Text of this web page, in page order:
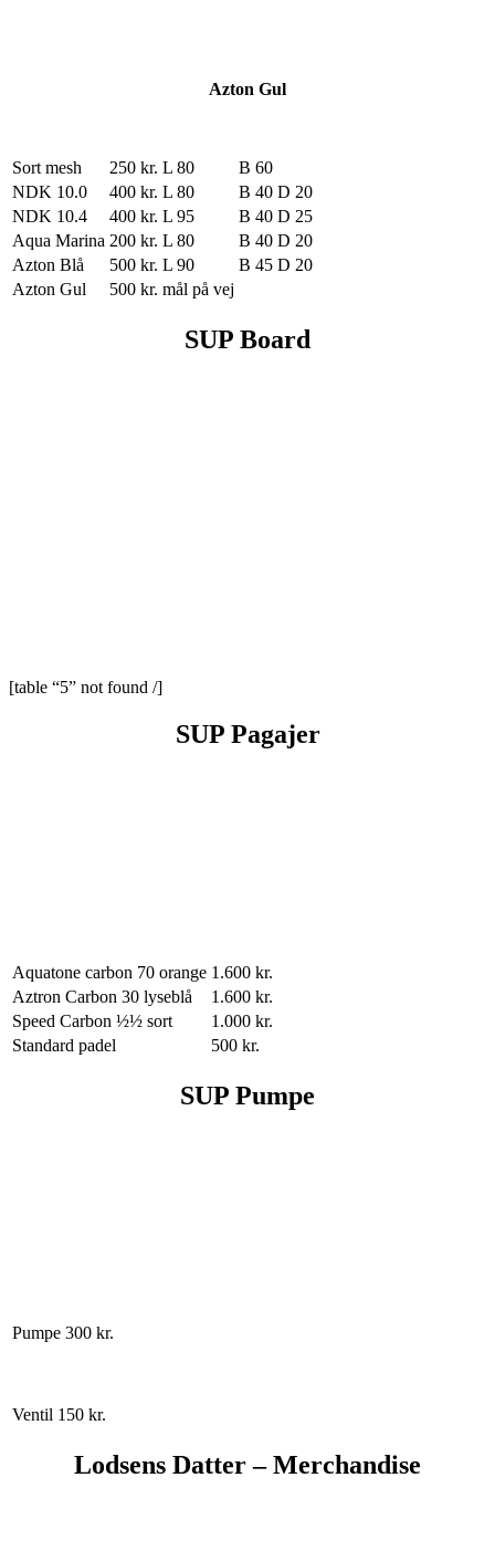
Azton Gul
Sort mesh 250 kr. L 80
B 60
NDK 10.0
400 kr. L 80 B 40 D 20
NDK 10.4
400 kr. L 95 B 40 D 25
Aqua Marina 200 kr. L 80 B 40 D 20
Azton Blå
500 kr. L 90 B 45 D 20
Azton Gul
500 kr. mål på vej
SUP Board
[table “5” not found /]
SUP Pagajer
Aquatone carbon 70 orange 1.600 kr.
Aztron Carbon 30 lyseblå
1.600 kr.
Speed Carbon ½½ sort
1.000 kr.
Standard padel
500 kr.
SUP Pumpe
Pumpe 300 kr.
Ventil 150 kr.
Lodsens Datter – Merchandise